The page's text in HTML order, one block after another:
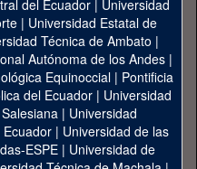
del Ecuador| Universidad
| Universidad Estatal de
Técnica de Ambato |
Autónoma de los Andes|
Equinoccial| Pontificia
del Ecuador | Universidad
| Universidad
| Universidad de las
ESPE | Universidad de